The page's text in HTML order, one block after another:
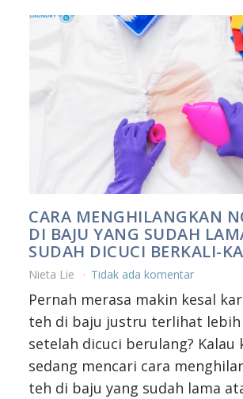
CARA MENGHILANGKAN
DI BAJU YANG SUDAH
SUDAH DICUCI BERKALI-
Nieta Lie Tidak ada komentar
Pernah merasa makin kesal
teh di baju justru terlihat lebih
setelah dicuci berulang? Kalau
sedang mencari cara
teh di baju yang sudah lama